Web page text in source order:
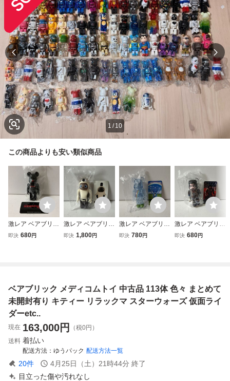
1 / 10
この商品よりも安い類似商品
激レア ベアブリッ
ク シリーズ52 ア
即決 680円
激レア ベアブリッ
ク シリーズ52 LO
即決 1,800円
激レア ベアブリッ
ク シリーズ52 ジ
即決 780円
激レア ベアブリッ
ク シリーズ52 ア
即決 680円
ベアブリック メディコムトイ 中古品 113体 色々 まとめて
未開封有り キティー リラックマ スターウォーズ 仮面ライ
ダーetc..
現在 163,000円
（税0円）
送料 着払い
配送方法 ゆうパック 配送方法一覧
20件 4月25日（土）21時44分 終了
目立った傷や汚れなし